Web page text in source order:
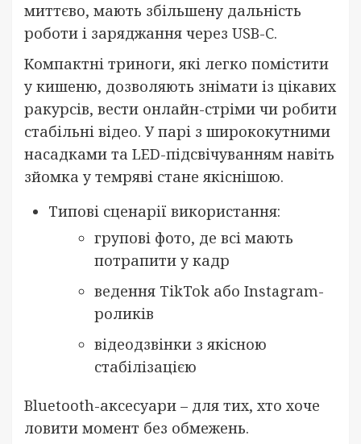
миттєво, мають збільшену дальність
роботи і заряджання через USB-C.
Компактні триноги, які легко помістити
у кишеню, дозволяють знімати із цікавих
ракурсів, вести онлайн-стріми чи робити
стабільні відео. У парі з ширококутними
насадками та LED-підсвічуванням навіть
зйомка у темряві стане якіснішою.
Типові сценарії використання:
групові фото, де всі мають
потрапити у кадр
ведення TikTok або Instagram-
роликів
відеодзвінки з якісною
стабілізацією
Bluetooth-аксесуари – для тих, хто хоче
ловити момент без обмежень.